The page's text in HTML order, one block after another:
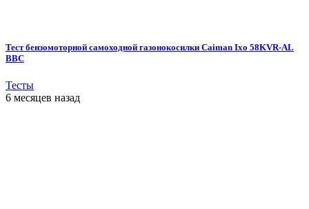
Тест бензомоторной самоходной газонокосилки Caiman Ixo 58KVR-AL
BBC
Тесты
6 месяцев назад